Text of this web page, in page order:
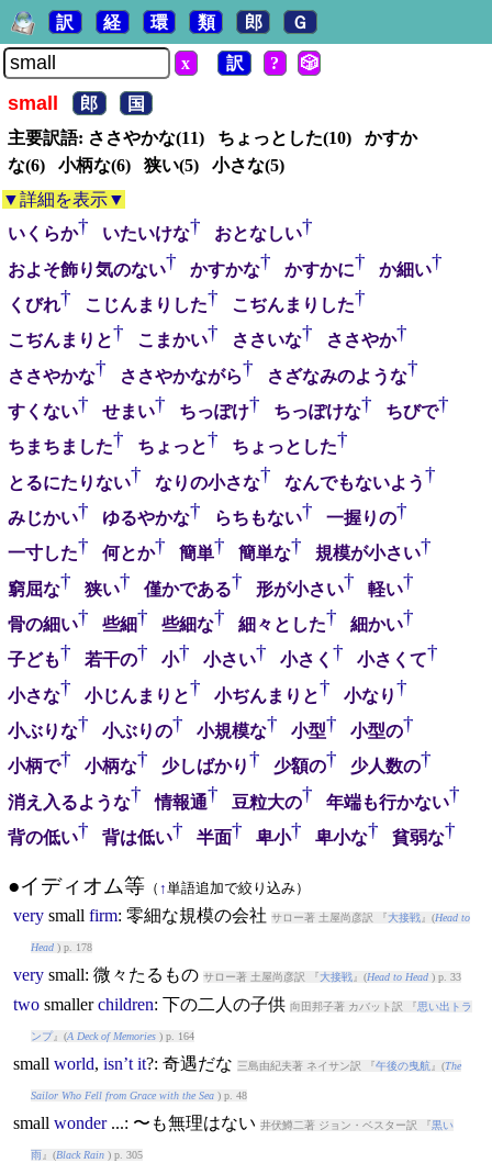
訳 経 環 類 郎 Ｇ
x 訳 ? 🎲
small 郎
国
主要訳語: ささやかな(11) ちょっとした(10) かすか
な(6) 小柄な(6) 狭い(5) 小さな(5)
▼詳細を表示▼
いくらか† いたいけな† おとなしい†
およそ飾り気のない† かすかな† かすかに† か細い†
くびれ† こじんまりした† こぢんまりした†
こぢんまりと† こまかい† ささいな† ささやか†
ささやかな† ささやかながら† さざなみのような†
すくない† せまい† ちっぽけ† ちっぽけな† ちびで†
ちまちました† ちょっと† ちょっとした†
とるにたりない† なりの小さな† なんでもないよう†
みじかい† ゆるやかな† らちもない† 一握りの†
一寸した† 何とか† 簡単† 簡単な† 規模が小さい†
窮屈な† 狭い† 僅かである† 形が小さい† 軽い†
骨の細い† 些細† 些細な† 細々とした† 細かい†
子ども† 若干の† 小† 小さい† 小さく † 小さくて†
小さな† 小じんまりと† 小ぢんまりと† 小なり†
小ぶりな† 小ぶりの† 小規模な† 小型† 小型の†
小柄で† 小柄な† 少しばかり† 少額の† 少人数の†
消え入るような† 情報通† 豆粒大の† 年端も行かない†
背の低い† 背は低い† 半面† 卑小† 卑小な† 貧弱な†
●イディオム等（ ↑単語追加で絞り込み）
very small firm: 零細な規模の会社 サロー著 土屋尚彦訳 『大接戦』(Head to
Head) p. 178
very small: 微々たるもの サロー著 土屋尚彦訳 『大接戦』(Head to Head) p. 33
two smallerchildren: 下の二人の子供 向田邦子著 カバット訳 『思い出トラ
ンプ』(A Deck of Memories) p. 164
small world, isn’t it?: 奇遇だな 三島由紀夫著 ネイサン訳 『午後の曳航 』(The
Sailor Who Fell from Grace with the Sea) p. 48
small wonder...: 〜も無理はない 井伏鱒二著 ジョン・ベスター訳 『黒い
雨』(Black Rain) p. 305